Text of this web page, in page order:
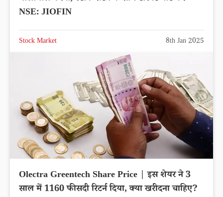
NSE: JIOFIN
Stock Market 8th Jan 2025
Olectra Greentech Share Price | इस शेयर ने 3
साल में 1160 फीसदी रिटर्न दिया, क्या खरीदना चाहिए?